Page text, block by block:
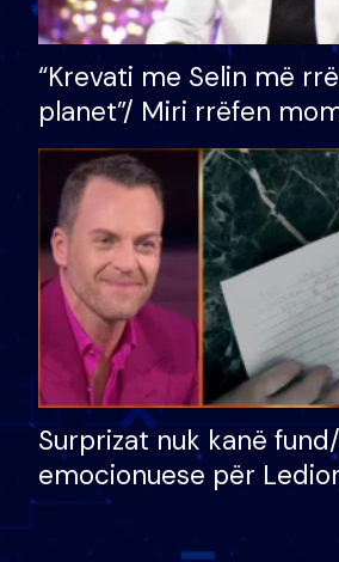
“Krevati me Selin më
planet”/ Miri rrëfen
bukura në shtëpinë e
mungojë zilja e
Surprizat nuk kanë
emocionuese për
nëna dhe fëmijët e tij,
nuk i mban dot lotët: